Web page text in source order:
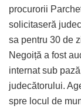
procurorii
solicitaseră
sa pentru 30 de
Negoiță a fost
internat sub
judecătorului.
spre locul de